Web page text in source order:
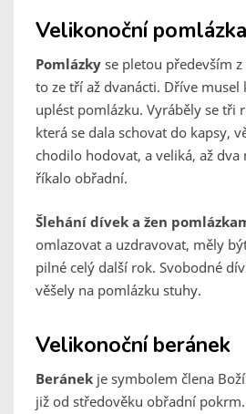
Velikonoční pomlázka
Pomlázky se pletou především
to ze tří až dvanácti. Dříve musel
uplést pomlázku. Vyráběly se tři
která se dala schovat do kapsy,
chodilo hodovat, a veliká, až
říkalo obřadní.
Šlehání dívek a žen
omlazovat a uzdravovat, měly
pilné celý další rok. Svobodné
věšely na pomlázku stuhy.
Velikonoční beránek
Beránek je symbolem člena
již od středověku obřadní